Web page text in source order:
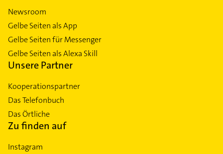
Newsroom
Gelbe Seiten als App
Gelbe Seiten für Messenger
Gelbe Seiten als Alexa Skill
Unsere Partner
Kooperationspartner
Das Telefonbuch
Das Örtliche
Zu finden auf
Instagram